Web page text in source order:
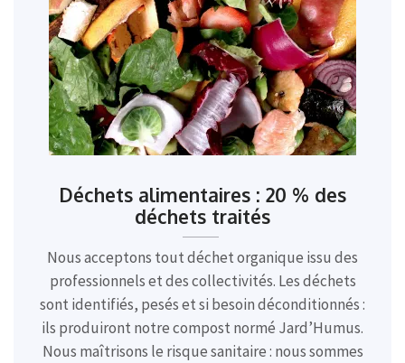
Déchets alimentaires : 20 % des
déchets traités
Nous acceptons tout déchet organique issu des
professionnels et des collectivités. Les déchets
sont identifiés, pesés et si besoin déconditionnés :
ils produiront notre compost normé Jard’Humus.
Nous maîtrisons le risque sanitaire : nous sommes